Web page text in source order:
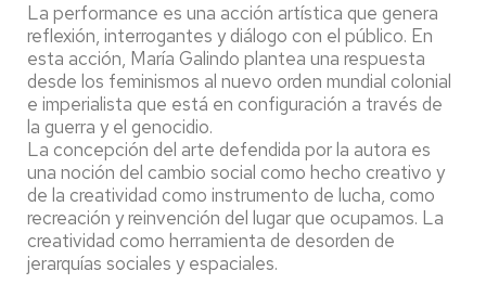
La performance es una acción artística que genera
reflexión, interrogantes y diálogo con el público. En
esta acción, María Galindo plantea una respuesta
desde los feminismos al nuevo orden mundial colonial
e imperialista que está en configuración a través de
la guerra y el genocidio.
La concepción del arte defendida por la autora es
una noción del cambio social como hecho creativo y
de la creatividad como instrumento de lucha, como
recreación y reinvención del lugar que ocupamos. La
creatividad como herramienta de desorden de
jerarquías sociales y espaciales.